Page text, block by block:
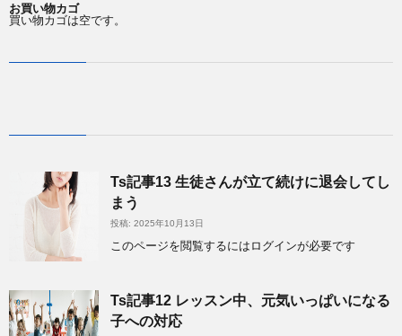
お買い物カゴ
買い物カゴは空です。
Ts記事13 生徒さんが立て続けに退会してし
まう
投稿: 2025年10月13日
このページを閲覧するにはログインが必要です
Ts記事12 レッスン中、元気いっぱいになる
子への対応